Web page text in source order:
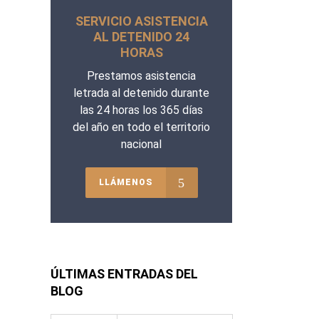
SERVICIO ASISTENCIA
AL DETENIDO 24
HORAS
Prestamos asistencia
letrada al detenido durante
las 24 horas los 365 días
del año en todo el territorio
nacional
LLÁMENOS
ÚLTIMAS ENTRADAS DEL
BLOG